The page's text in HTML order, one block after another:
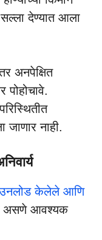
देण्यात आला
अनपेक्षित
जाणार नाही.
केलेले आणि
असणे आवश्यक